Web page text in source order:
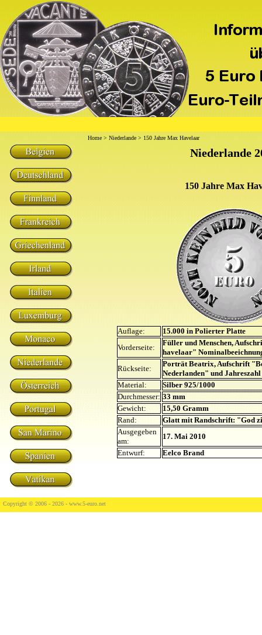
Home > Niederlande > 150 Jahre Max Havelaar
Niederlande
150 Jahre Max
Auflage:
15.000 in Polierter Platte
Vorderseite:
Füller und Menschen,
havelaar"
Rückseite:
Porträt Beatrix, Aufschrift
Nederlanden" und Jahreszahl
Material:
Silber 925/1000
Durchmesser: 33 mm
Gewicht:
15,50 Gramm
Rand:
Glatt mit Randschrift: "God
Ausgegeben
am:
17. Mai 2010
Entwurf:
Eelco Brand
Copyright © 2006 - 2026 - www.5-euro.net